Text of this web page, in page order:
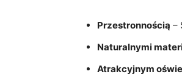
Przestronnością –
Naturalnymi
Atrakcyjnym